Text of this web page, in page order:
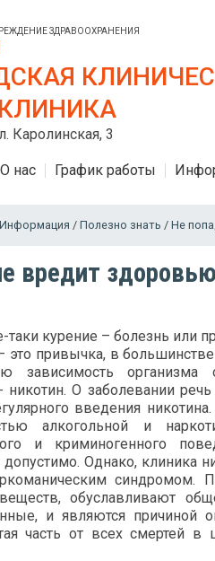
ЗДРАВООХРАНЕНИЯ
Каролинская, 3
О нас График работы
Информация / Полезно знать / Не
вредит
таки курение – болезнь или
это привычка, в
зависимость организма
никотин. О заболевании
введения
алкогольной и
и криминогенного
Однако, клиника
синдромом.
обуславливают
и являются причиной
часть от всех смертей в